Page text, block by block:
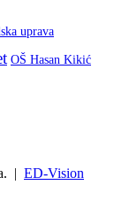
uprava
OŠ Hasan Kikić
| ED-Vision